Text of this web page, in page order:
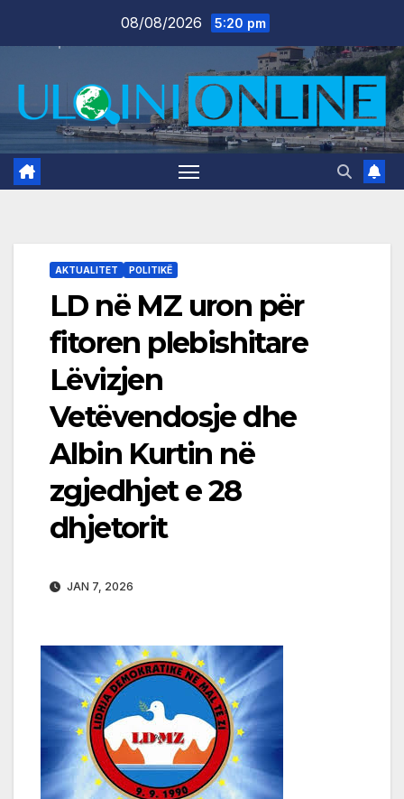
08/08/2026 5:20 pm
AKTUALITET POLITIKË
LD në MZ uron për
fitoren plebishitare
Lëvizjen
Vetëvendosje dhe
Albin Kurtin në
zgjedhjet e 28
dhjetorit
JAN 7, 2026